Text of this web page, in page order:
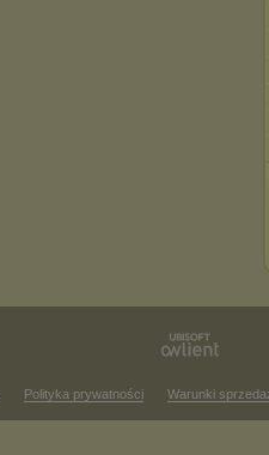
Polityka prywatności Warunki